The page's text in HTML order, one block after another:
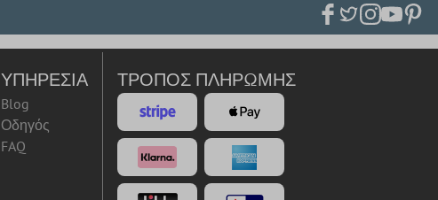
ΥΠΗΡΕΣΊΑ
Blog
Οδηγός
FAQ
ΤΡΌΠΟΣ ΠΛΗΡΩΜΉΣ